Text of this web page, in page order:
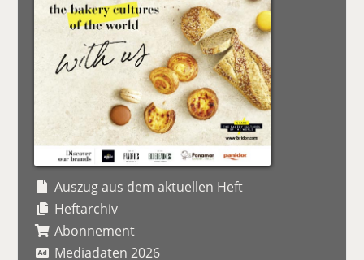
Auszug aus dem aktuellen Heft
Heftarchiv
Abonnement
Mediadaten 2026